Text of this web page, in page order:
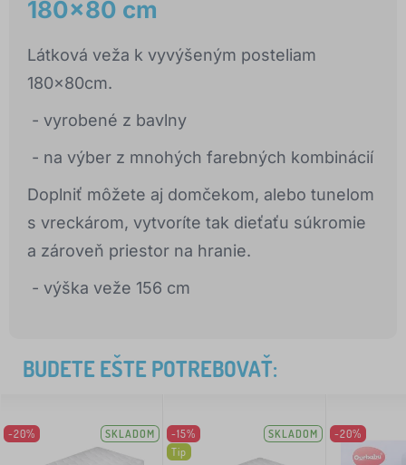
180x80 cm
Látková veža k vyvýšeným posteliam
180x80cm.
- vyrobené z bavlny
- na výber z mnohých farebných kombinácií
Doplniť môžete aj domčekom, alebo tunelom
s vreckárom, vytvoríte tak dieťaťu súkromie
a zároveň priestor na hranie.
- výška veže 156 cm
BUDETE EŠTE POTREBOVAŤ:
-20% SKLADOM
-15%
Tip
SKLADOM -20%